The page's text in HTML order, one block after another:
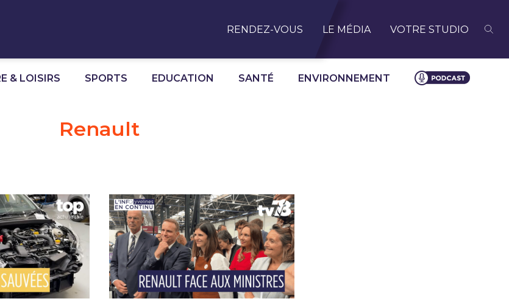
RENDEZ-VOUS LE MÉDIA VOTRE STUDIO
& LOISIRS SPORTS EDUCATION SANTÉ ENVIRONNEMENT
Renault